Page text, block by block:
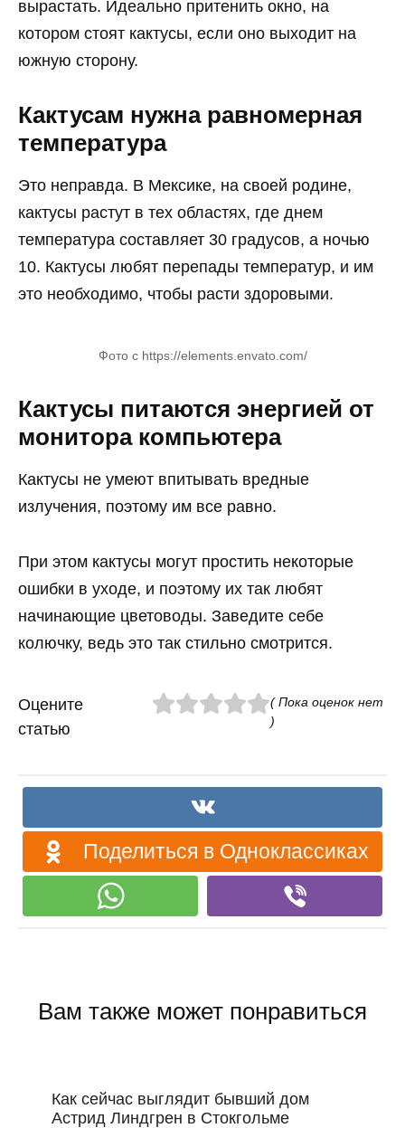
вырастать. Идеально притенить окно, на
котором стоят кактусы, если оно выходит на
южную сторону.
Кактусам нужна равномерная
температура
Это неправда. В Мексике, на своей родине,
кактусы растут в тех областях, где днем
температура составляет 30 градусов, а ночью
10. Кактусы любят перепады температур, и им
это необходимо, чтобы расти здоровыми.
Фото с https://elements.envato.com/
Кактусы питаются энергией от
монитора компьютера
Кактусы не умеют впитывать вредные
излучения, поэтому им все равно.
При этом кактусы могут простить некоторые
ошибки в уходе, и поэтому их так любят
начинающие цветоводы. Заведите себе
колючку, ведь это так стильно смотрится.
Оцените
статью
( Пока оценок нет
)
Поделиться в Одноклассиках
Вам также может понравиться
Как сейчас выглядит бывший дом
Астрид Линдгрен в Стокгольме